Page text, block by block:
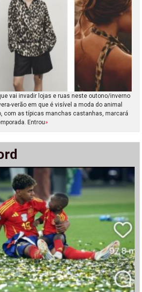
vai invadir lojas e ruas neste outono/inverno
verão em que é visível a moda do animal
com as típicas manchas castanhas, marcará
Entrou»